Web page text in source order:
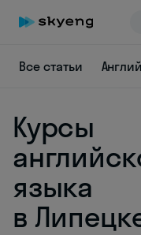
Все статьи
Курсы
языка
в
Skyeng Chat
online